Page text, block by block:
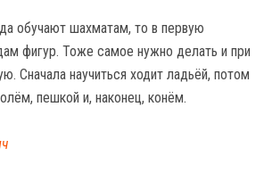
обучают шахматам, то в первую
фигур. Тоже самое нужно делать и при
Сначала научиться ходит ладьёй, потом
пешкой и, наконец, конём.